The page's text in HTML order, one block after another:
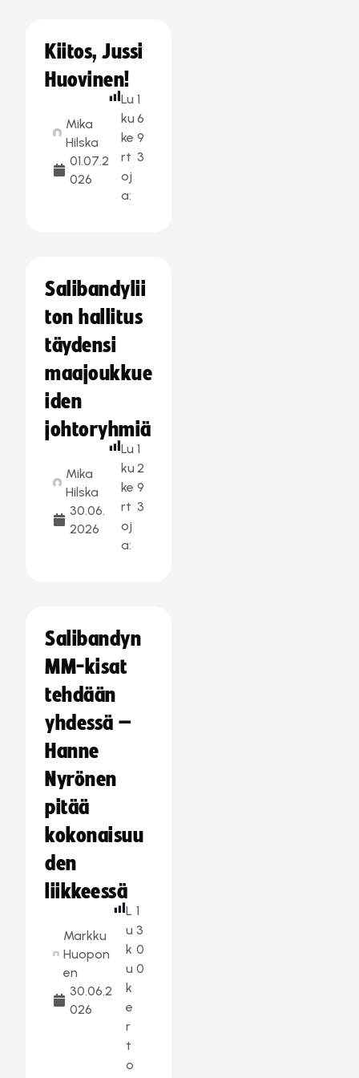
Kiitos, Jussi
Huovinen!
Mika
Hilska
01.07.2
026
Lu
ku
ke
rt
oj
a:
1
6
9
3
Salibandylii
ton hallitus
täydensi
maajoukkue
iden
johtoryhmiä
Mika
Hilska
30.06.
2026
Lu
ku
ke
rt
oj
a:
1
2
9
3
Salibandyn
MM-kisat
tehdään
yhdessä –
Hanne
Nyrönen
pitää
kokonaisuu
den
liikkeessä
Markku
Huopon
en
30.06.2
026
L
u
k
u
k
e
r
t
o
1
3
0
0